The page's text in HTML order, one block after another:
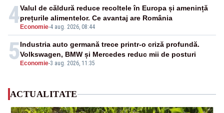
4 Economie-4 aug. 2026, 08:44
Valul de căldură reduce recoltele în Europa și amenință
prețurile alimentelor. Ce avantaj are România
5 Economie-3 aug. 2026, 11:35
Industria auto germană trece printr-o criză profundă.
Volkswagen, BMW și Mercedes reduc mii de posturi
ACTUALITATE